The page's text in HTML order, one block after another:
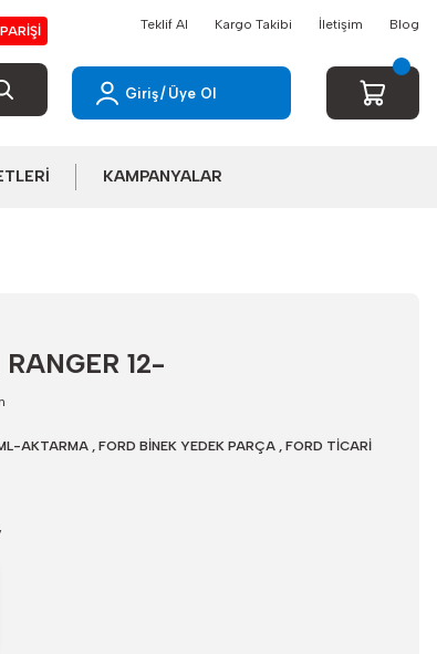
Teklif Al Kargo Takibi İletişim Blog
Giriş/ Üye Ol
KAMPANYALAR
12-
AKTARMA , FORD BİNEK YEDEK PARÇA , FORD TİCARİ